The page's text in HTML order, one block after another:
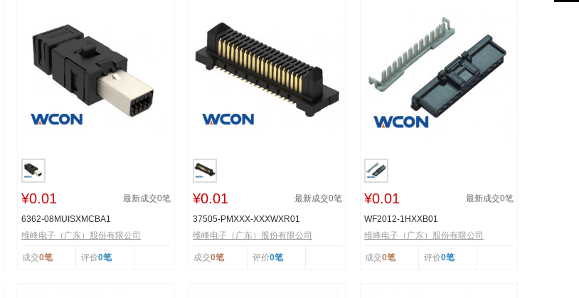
¥0.01 最新成交0笔
6362-08MUISXMCBA1
维峰电子（广东）股份有限公司
成交0笔 评价0笔
¥0.01 最新成交0笔
37505-PMXXX-XXXWXR01
维峰电子（广东）股份有限公司
成交0笔 评价0笔
¥0.01 最新成交0笔
WF2012-1HXXB01
维峰电子（广东）股份有限公司
成交0笔 评价0笔